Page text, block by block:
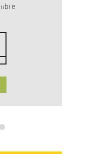
: septembre